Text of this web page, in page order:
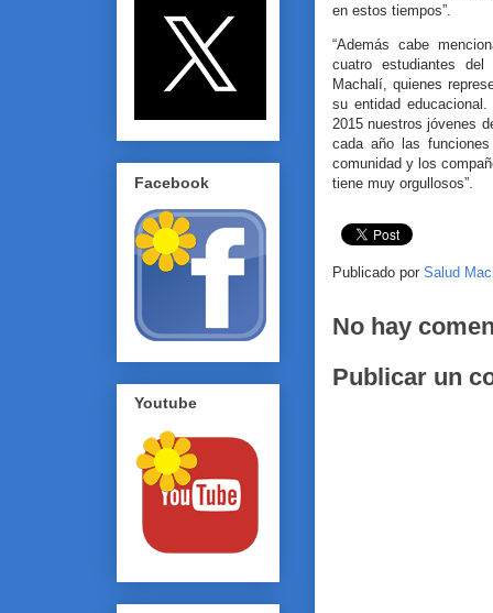
en estos tiempos”.
“Además cabe
cuatro estudiantes
Machalí, quienes
su entidad
2015 nuestros jóvenes
cada año las
comunidad y los
tiene muy orgullosos”.
Publicado por Salud
No hay
Publicar un
Facebook
Youtube